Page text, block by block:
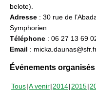
belote).
Adresse : 30 rue de
Symphorien
Téléphone : 06 27 13 69
Email :
Événements organisés
Tous A venir 2014 2015